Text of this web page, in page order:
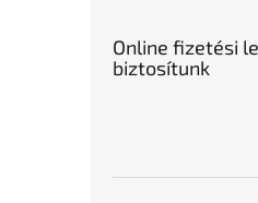
Online fizetési
biztosítunk